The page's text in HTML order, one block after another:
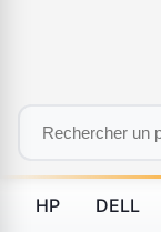
HP DELL